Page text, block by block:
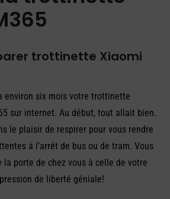
trottinette Xiaomi
environ six mois votre trottinette
sur internet. Au début, tout allait bien.
le plaisir de respirer pour vous rendre
à l’arrêt de bus ou de tram. Vous
la porte de chez vous à celle de votre
de liberté géniale!